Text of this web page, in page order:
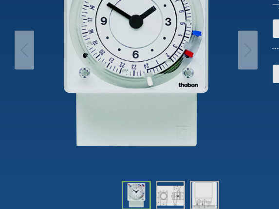
theLeda D
Mostrar mais
Automáticos de escada
Mostrar mais